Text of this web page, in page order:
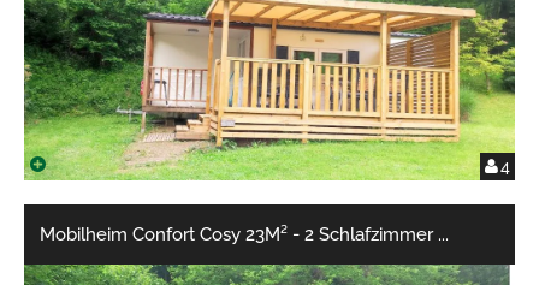
4
Mobilheim Confort Cosy 23M² - 2 Schlafzimmer ...